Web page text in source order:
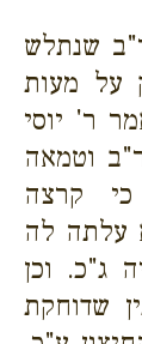
שנתלש
על מעות
ר' יוסי
וטמאה
קרצה
עלתה לה
ג"כ. וכן
שדוחקת